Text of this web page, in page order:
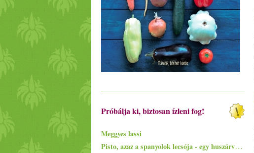
Próbálja ki, biztosan ízleni fog!
Meggyes lassi
Pisto, azaz a spanyolok lecsója - egy huszárvágással tesszük laktatóbbá